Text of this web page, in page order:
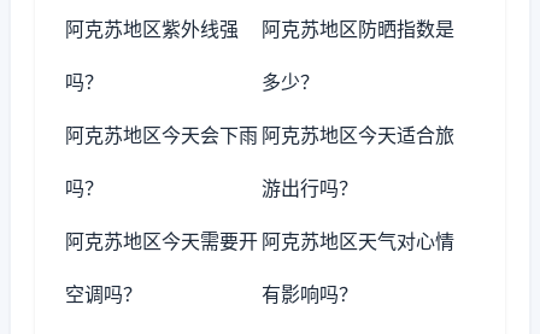
阿克苏地区紫外线强
吗？
阿克苏地区防晒指数是
多少？
阿克苏地区今天会下雨
吗？
阿克苏地区今天适合旅
游出行吗？
阿克苏地区今天需要开
空调吗？
阿克苏地区天气对心情
有影响吗？